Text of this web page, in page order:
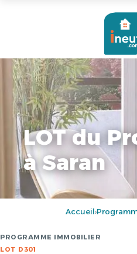
LOT du
à Saran
Accueil›
PROGRAMME IMMOBILIER
LOT D301